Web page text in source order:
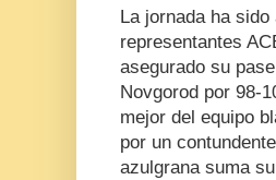
La jornada ha
representantes
asegurado su
Novgorod por 98-
mejor del equipo
por un
azulgrana suma